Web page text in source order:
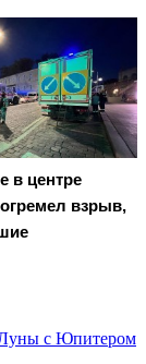
в центре
взрыв,
Луны с Юпитером